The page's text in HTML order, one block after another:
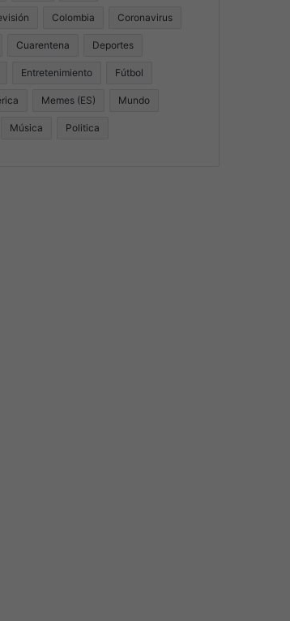
Colombia Coronavirus
Cuarentena Deportes
Entretenimiento Fútbol
Memes (ES) Mundo
Música Politica